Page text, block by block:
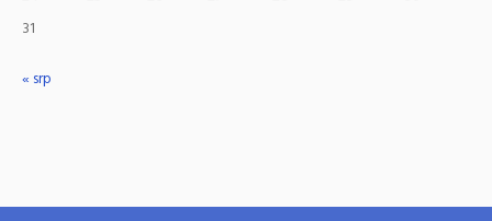
31
« srp